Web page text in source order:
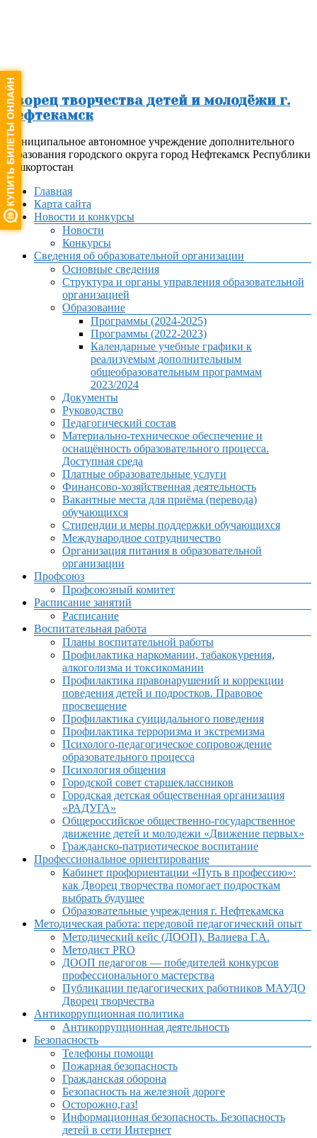
Дворец творчества детей и молодёжи г.
Нефтекамск
Муниципальное автономное учреждение дополнительного
образования городского округа город Нефтекамск Республики
Башкортостан
МенюГлавная
Карта сайта
Новости и конкурсы
Новости
Конкурсы
Сведения об образовательной организации
Основные сведения
Структура и органы управления образовательной
организацией
Образование
Программы (2024-2025)
Программы (2022-2023)
Календарные учебные графики к
реализуемым дополнительным
общеобразовательным программам
2023/2024
Документы
Руководство
Педагогический состав
Материально-техническое обеспечение и
оснащённость образовательного процесса.
Доступная среда
Платные образовательные услуги
Финансово-хозяйственная деятельность
Вакантные места для приёма (перевода)
обучающихся
Стипендии и меры поддержки обучающихся
Международное сотрудничество
Организация питания в образовательной
организации
Профсоюз
Профсоюзный комитет
Расписание занятий
Расписание
Воспитательная работа
Планы воспитательной работы
Профилактика наркомании, табакокурения,
алкоголизма и токсикомании
Профилактика правонарушений и коррекции
поведения детей и подростков. Правовое
просвещение
Профилактика суицидального поведения
Профилактика терроризма и экстремизма
Психолого-педагогическое сопровождение
образовательного процесса
Психология общения
Городской совет старшеклассников
Городская детская общественная организация
«РАДУГА»
Общероссийское общественно-государственное
движение детей и молодежи «Движение первых»
Гражданско-патриотическое воспитание
Профессиональное ориентирование
Кабинет профориентации «Путь в профессию»:
как Дворец творчества помогает подросткам
выбрать будущее
Образовательные учреждения г. Нефтекамска
Методическая работа: передовой педагогический опыт
Методический кейс (ДООП). Валиева Г.А.
Методист PRO
ДООП педагогов — победителей конкурсов
профессионального мастерства
Публикации педагогических работников МАУДО
Дворец творчества
Антикоррупционная политика
Антикоррупционная деятельность
Безопасность
Телефоны помощи
Пожарная безопасность
Гражданская оборона
Безопасность на железной дороге
Осторожно,газ!
Информационная безопасность. Безопасность
детей в сети Интернет